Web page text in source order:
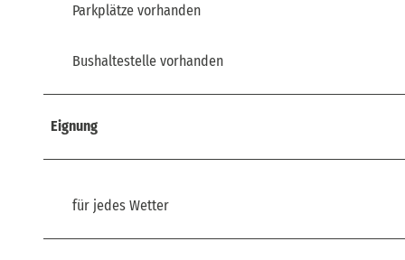
Parkplätze vorhanden
Bushaltestelle vorhanden
Eignung
für jedes Wetter